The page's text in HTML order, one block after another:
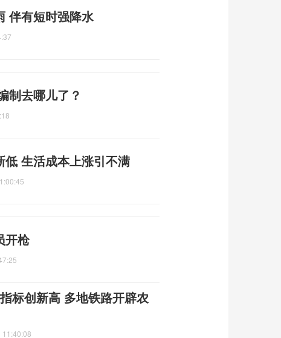
伴有短时强降水
制去哪儿了？
生活成本上涨引不满
开枪
标创新高 多地铁路开辟农
11:40:08